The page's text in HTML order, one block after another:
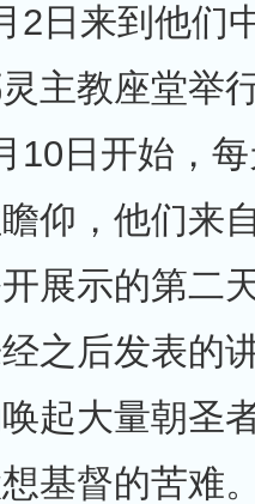
2日来到他们
主教座堂举
10日开始，
仰，他们来
展示的第二
之后发表的
起大量朝圣
基督的苦难